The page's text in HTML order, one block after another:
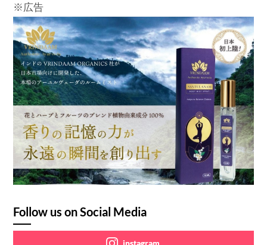
※広告
Follow us on Social Media
instagram